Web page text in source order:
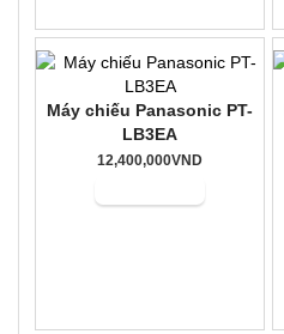
Máy chiếu Panasonic PT-
LB3EA
12,400,000VND